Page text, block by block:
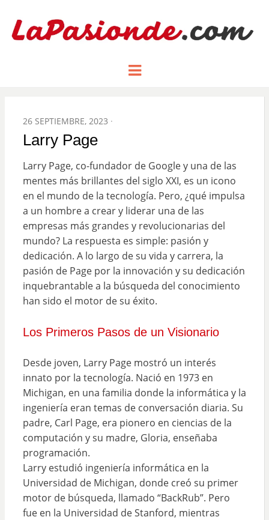
LA PASIÓN
pasión de figuras y personajes
Menu
POSTED
ON
26 SEPTIEMBRE, 2023
Larry Page
Larry Page, co-fundador de Google y una de las
mentes más brillantes del siglo XXI, es un icono
en el mundo de la tecnología. Pero, ¿qué impulsa
a un hombre a crear y liderar una de las
empresas más grandes y revolucionarias del
mundo? La respuesta es simple: pasión y
dedicación. A lo largo de su vida y carrera, la
pasión de Page por la innovación y su dedicación
inquebrantable a la búsqueda del conocimiento
han sido el motor de su éxito.
Los Primeros Pasos de un Visionario
Desde joven, Larry Page mostró un interés
innato por la tecnología. Nació en 1973 en
Michigan, en una familia donde la informática y la
ingeniería eran temas de conversación diaria. Su
padre, Carl Page, era pionero en ciencias de la
computación y su madre, Gloria, enseñaba
programación.
Larry estudió ingeniería informática en la
Universidad de Michigan, donde creó su primer
motor de búsqueda, llamado “BackRub”. Pero
fue en la Universidad de Stanford, mientras